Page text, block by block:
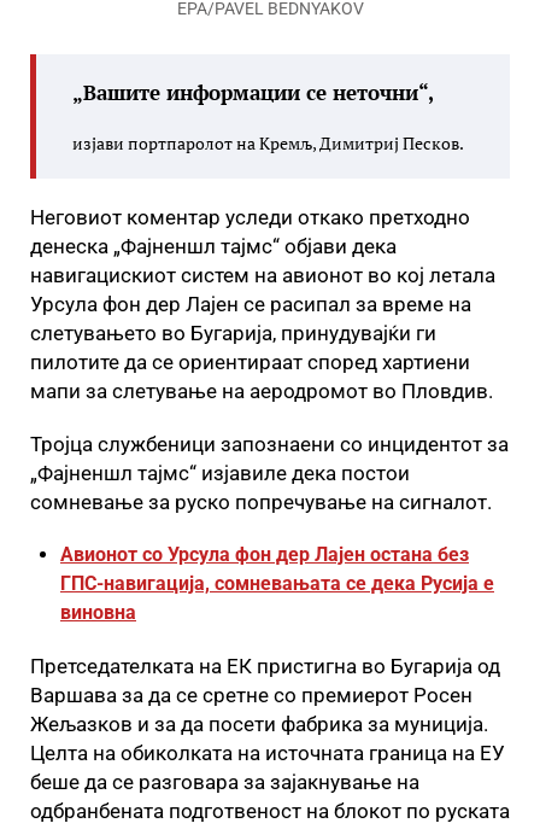
EPA/PAVEL BEDNYAKOV
„Вашите информации се неточни“,
изјави портпаролот на Кремљ, Димитриј Песков.
Неговиот коментар уследи откако претходно
денеска „Фајненшл тајмс“ објави дека
навигацискиот систем на авионот во кој летала
Урсула фон дер Лајен се расипал за време на
слетувањето во Бугарија, принудувајќи ги
пилотите да се ориентираат според хартиени
мапи за слетување на аеродромот во Пловдив.
Тројца службеници запознаени со инцидентот за
„Фајненшл тајмс“ изјавиле дека постои
сомневање за руско попречување на сигналот.
Авионот со Урсула фон дер Лајен остана без
ГПС-навигација, сомневањата се дека Русија е
виновна
Претседателката на ЕК пристигна во Бугарија од
Варшава за да се сретне со премиерот Росен
Жељазков и за да посети фабрика за муниција.
Целта на обиколката на источната граница на ЕУ
беше да се разговара за зајакнување на
одбранбената подготвеност на блокот по руската